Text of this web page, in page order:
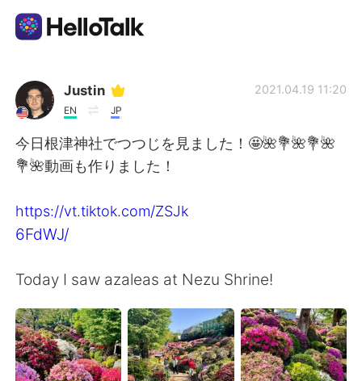
語言交換應用
AI Grammar Checker
繁體中文
English
Español العربية
Français Deutsch
日本語 한국어
Justin
EN JP
2021.04.19 11:20
今日根津神社でつつじを見ました！🤩🌺💐🌺💐🌺
💐🌺動画も作りました！
https://vt.tiktok.com/ZSJk
6FdWJ/
Today I saw azaleas at Nezu Shrine!